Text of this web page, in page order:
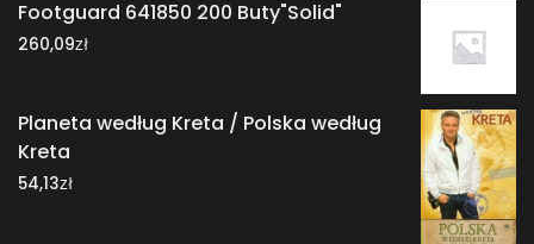
Footguard 641850 200 Buty"Solid"
260,09zł
Planeta według Kreta / Polska według
Kreta
54,13zł